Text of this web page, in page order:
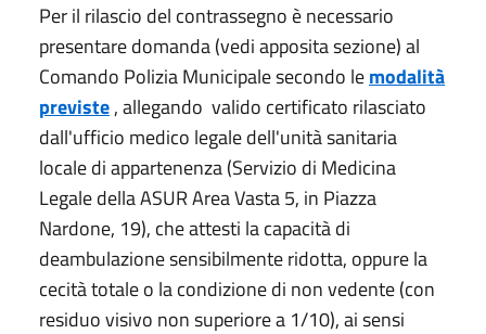
Per il rilascio del contrassegno è necessario
presentare domanda (vedi apposita sezione) al
Comando Polizia Municipale secondo lemodalità
previste, allegando valido certificato rilasciato
dall'ufficio medico legale dell'unità sanitaria
locale di appartenenza (Servizio di Medicina
Legale della ASUR Area Vasta 5, in Piazza
Nardone, 19), che attesti la capacità di
deambulazione sensibilmente ridotta, oppure la
cecità totale o la condizione di non vedente (con
residuo visivo non superiore a 1/10), ai sensi